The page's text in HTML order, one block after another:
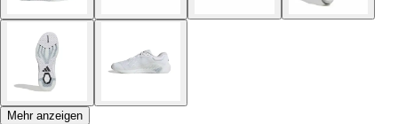
Mehr anzeigen